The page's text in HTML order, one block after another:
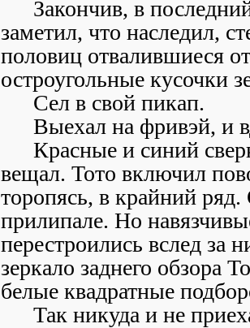
Закончив, в
заметил, что наследил,
половиц отвалившиеся
остроугольные кусочки
Сел в свой пикап.
Выехал на фривэй, и
Красные и синий
вещал. Тото включил
торопясь, в крайний
прилипале. Но
перестроились вслед за
зеркало заднего обзора
белые квадратные
Так никуда и не